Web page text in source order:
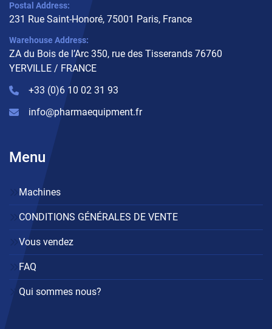
Postal Address:
231 Rue Saint-Honoré, 75001 Paris, France
Warehouse Address:
ZA du Bois de l’Arc 350, rue des Tisserands 76760
YERVILLE / FRANCE
+33 (0)6 10 02 31 93
info@pharmaequipment.fr
Menu
Machines
CONDITIONS GÉNÉRALES DE VENTE
Vous vendez
FAQ
Qui sommes nous?